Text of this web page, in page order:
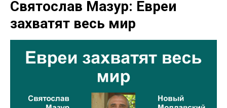
Святослав Мазур: Евреи
захватят весь мир